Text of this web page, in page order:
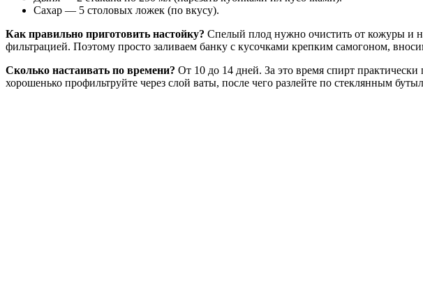
Сахар — 5 столовых ложек (по вкусу).
Как правильно приготовить настойку? Спелый плод нужно очистить от кожуры и
фильтрацией. Поэтому просто заливаем банку с кусочками крепким самогоном,
Сколько настаивать по времени? От 10 до 14 дней. За это время спирт
хорошенько профильтруйте через слой ваты, после чего разлейте по стеклянным